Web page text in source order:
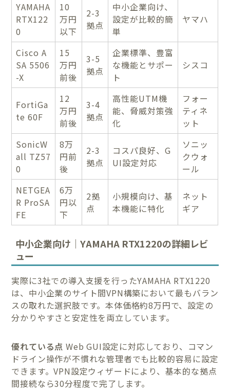
YAMAHA
RTX122
0
10
万円
以下
2-3
拠点
中小企業向け、
設定が比較的簡
単
ヤマハ
Cisco A
SA 5506
-X
15
万円
前後
3-5
拠点
企業標準、豊富
な機能とサポー
ト
シスコ
FortiGa
te 60F
12
万円
前後
3-4
拠点
高性能UTM機
能、脅威対策強
化
フォー
ティネ
ット
SonicW
all TZ57
0
8万
円前
後
2-3
拠点
コスパ良好、G
UI設定対応
ソニッ
クウォ
ール
NETGEA
R ProSA
FE
6万
円以
下
2拠
点
小規模向け、基
本機能に特化
ネット
ギア
中小企業向け｜YAMAHA RTX1220の詳細レビ
ュー
実際に3社での導入支援を行ったYAMAHA RTX1220
は、中小企業のサイト間VPN構築において最もバラン
スの取れた選択肢です。本体価格約8万円で、設定の
分かりやすさと安定性を両立しています。
優れている点 Web GUI設定に対応しており、コマン
ドライン操作が不慣れな管理者でも比較的容易に設定
できます。VPN設定ウィザードにより、基本的な拠点
間接続なら30分程度で完了します。